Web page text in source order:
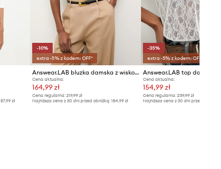
87,99 zł
-10%
extra -5% z kodem: OFF*
Answear.LAB bluzka damska z wiskozą
Cena aktualna:
164,99 zł
Cena regularna:219,99 zł
Najniższa cena z 30 dni przed obniżką:184,99 zł
-35%
extra -5% z kodem: OFF*
Answear.LAB top damski
Cena aktualna:
154,99 zł
Cena regularna: 239,99 zł
Najniższa cena z 30 dni przed obniżką: